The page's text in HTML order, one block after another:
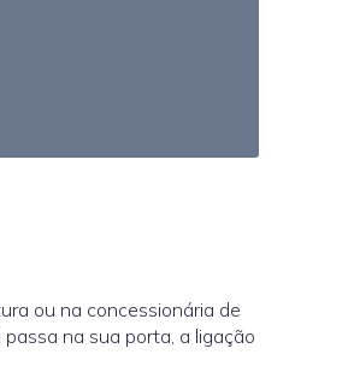
ou na concessionária de
na sua porta, a ligação